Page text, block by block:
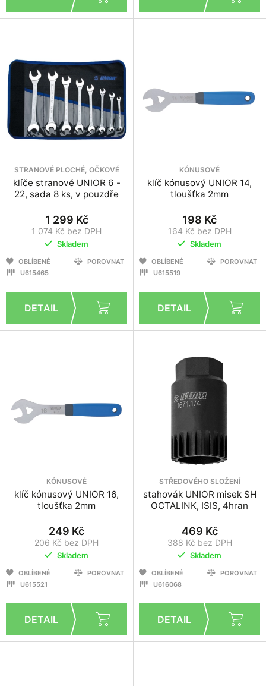
STRANOVÉ PLOCHÉ, OČKOVÉ
klíče stranové UNIOR 6 -
22, sada 8 ks, v pouzdře
1 299 Kč
1 074 Kč bez DPH
Skladem
OBLÍBENÉ
POROVNAT
U615465
KÓNUSOVÉ
klíč kónusový UNIOR 14,
tloušťka 2mm
198 Kč
164 Kč bez DPH
Skladem
OBLÍBENÉ
POROVNAT
U615519
KÓNUSOVÉ
klíč kónusový UNIOR 16,
tloušťka 2mm
249 Kč
206 Kč bez DPH
Skladem
OBLÍBENÉ
POROVNAT
U615521
STŘEDOVÉHO SLOŽENÍ
stahovák UNIOR misek SH
OCTALINK, ISIS, 4hran
469 Kč
388 Kč bez DPH
Skladem
OBLÍBENÉ
POROVNAT
U616068